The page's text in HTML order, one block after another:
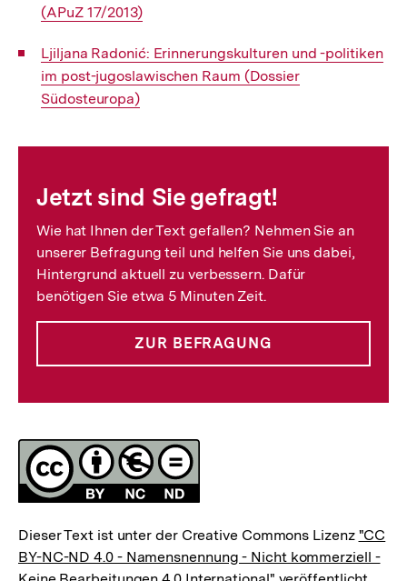
Link:
(APuZ 17/2013)
Interner
Link:
Ljiljana Radonić: Erinnerungskulturen und -politiken
im post-jugoslawischen Raum (Dossier
Südosteuropa)
Jetzt sind Sie gefragt!
Wie hat Ihnen der Text gefallen? Nehmen Sie an
unserer Befragung teil und helfen Sie uns dabei,
Hintergrund aktuell zu verbessern. Dafür
benötigen Sie etwa 5 Minuten Zeit.
ZUR BEFRAGUNG
Lizenz
Dieser Text ist unter der Creative Commons Lizenz "CC
BY-NC-ND 4.0 - Namensnennung - Nicht kommerziell -